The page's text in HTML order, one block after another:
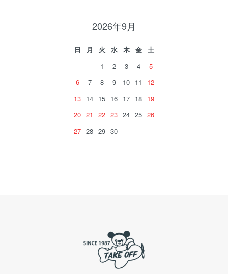
2026年9月
日 月 火 水 木 金
土
1
2 3 4
5
6
7 8 9 10 11
12
13 14 15 16 17 18 19
20 21 22 23 24 25 26
27 28 29 30